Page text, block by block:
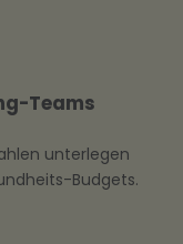
Teams
unterlegen
Budgets.